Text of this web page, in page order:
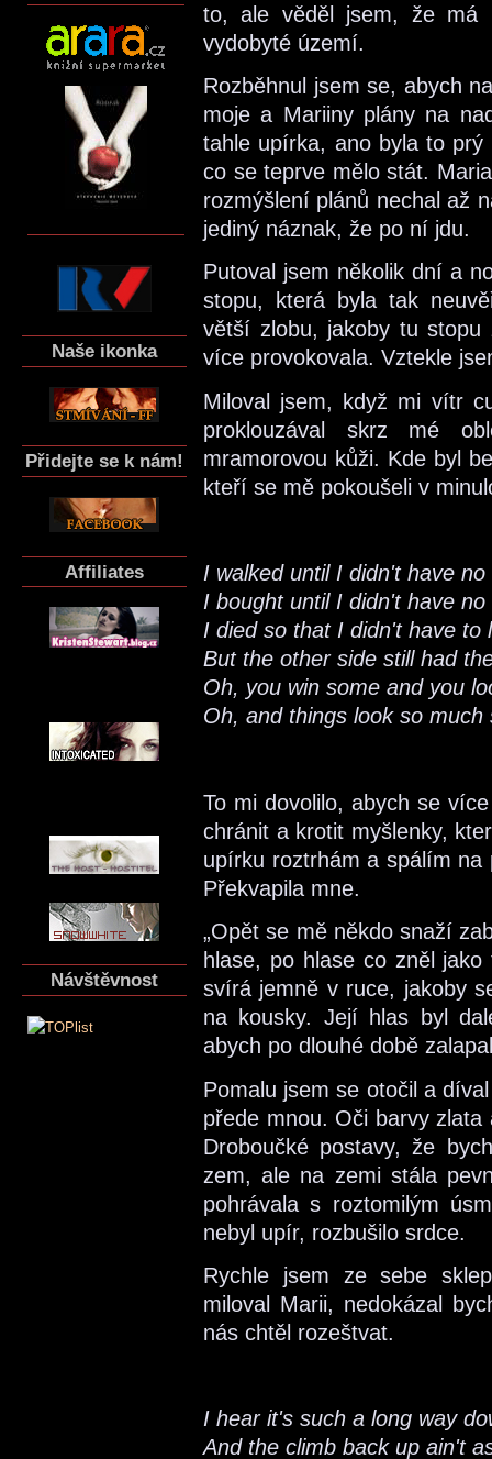
Naše ikonka
Přidejte se k nám!
Affiliates
Návštěvnost
to, ale věděl jsem, že má
vydobyté území.
Rozběhnul jsem se, abych
moje a Mariiny plány na
tahle upírka, ano byla to
co se teprve mělo stát.
rozmýšlení plánů nechal až
jediný náznak, že po ní jdu.
Putoval jsem několik dní a
stopu, která byla tak
větší zlobu, jakoby tu
více provokovala. Vztekle
Miloval jsem, když mi vítr
proklouzával skrz mé
mramorovou kůži. Kde byl
kteří se mě pokoušeli v
I walked until I didn't have no
I bought until I didn't have
I died so that I didn't have to
But the other side still had
Oh, you win some and you
Oh, and things look so
To mi dovolilo, abych se
chránit a krotit myšlenky,
upírku roztrhám a spálím na
Překvapila mne.
„Opět se mě někdo snaží
hlase, po hlase co zněl
svírá jemně v ruce, jakoby
na kousky. Její hlas byl
abych po dlouhé době
Pomalu jsem se otočil a
přede mnou. Oči barvy
Droboučké postavy, že
zem, ale na zemi stála
pohrávala s roztomilým
nebyl upír, rozbušilo srdce.
Rychle jsem ze sebe
miloval Marii, nedokázal
nás chtěl rozeštvat.
I hear it's such a long way
And the climb back up ain't